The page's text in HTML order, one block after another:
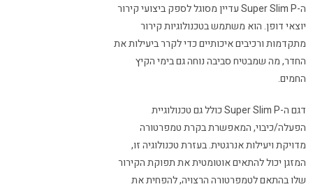
ה-Super Slim P עדיין מסוגל לספק ביצועי קירור
יוצאי דופן. הוא משתמש בטכנולוגיות קירור
מתקדמות ורכיבים איכותיים כדי לקרר ביעילות את
החדר, מה שמבטיח סביבה נוחה גם בימי הקיץ
החמים.
דגם ה-Super Slim P כולל גם טכנולוגיית
הפעלה/כיבוי, המאפשרת בקרת טמפרטורה
מדויקת ויעילות אנרגטית. בעזרת טכנולוגיה זו,
המזגן יכול להתאים אוטומטית את תפוקת הקירור
שלו בהתאם לטמפרטורה הרצויה, להפחית את